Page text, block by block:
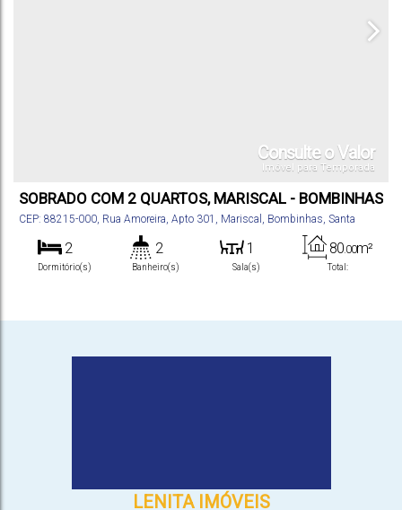
Consulte o Valor
Imóvel para Temporada
SOBRADO COM 2 QUARTOS, MARISCAL - BOMBINHAS
CEP: 88215-000, Rua Amoreira, Apto 301 , Mariscal , Bombinhas, Santa
2
Dormitório(s)
2
Banheiro(s)
1
Sala(s) Total:
80 .00m²
LENITA IMÓVEIS